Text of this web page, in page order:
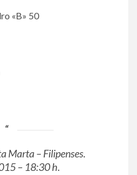
«B» 50
Marta – Filipenses.
– 18:30 h.